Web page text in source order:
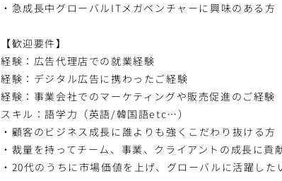
・急成長中グローバルITメガベンチャーに興味のある方
【歓迎要件】
経験：広告代理店での就業経験
経験：デジタル広告に携わったご経験
経験：事業会社でのマーケティングや販売促進のご経験
スキル：語学力（英語/韓国語etc…）
・顧客のビジネス成長に誰よりも強くこだわり抜ける方
・裁量を持ってチーム、事業、クライアントの成長に貢
・20代のうちに市場価値を上げ、グローバルに活躍した